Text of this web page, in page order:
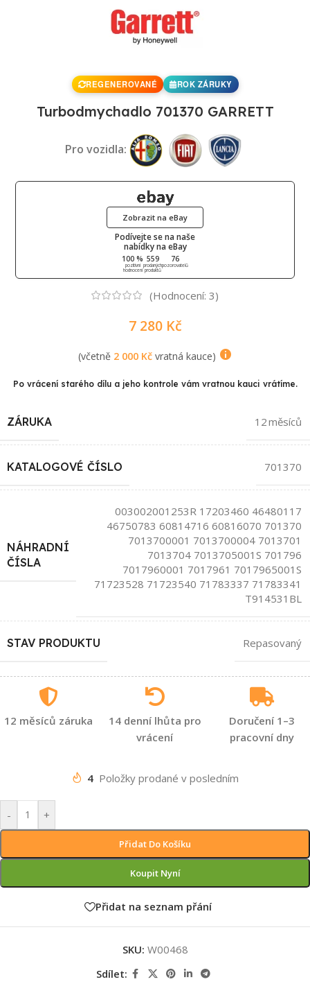
REGENEROVANÉ ROK ZÁRUKY
Turbodmychadlo 701370 GARRETT
Pro vozidla:
Podívejte se na naše
nabídky na eBay
100 %
pozitivní
hodnocení
559
prodaných
produktů
76
pozorovatelů
Zobrazit na eBay
(Hodnocení: 3)
7 280 Kč
(včetně 2 000 Kčvratná kauce)
Po vrácení starého dílu a jeho kontrole vám vratnou kauci vrátíme.
ZÁRUKA 12 měsíců
KATALOGOVÉ ČÍSLO 701370
NÁHRADNÍ
ČÍSLA
003002001253R 17203460 46480117
46750783 60814716 60816070 701370
7013700001 7013700004 7013701
7013704 7013705001S 701796
7017960001 7017961 7017965001S
71723528 71723540 71783337 71783341
T914531BL
STAV PRODUKTU Repasovaný
12 měsíců záruka
14 denní lhůta pro
vrácení
Doručení 1–3
pracovní dny
4 Položky prodané v posledním
- +
Přidat Do Košíku
Koupit Nyní
Přidat na seznam přání
SKU: W00468
Sdílet: